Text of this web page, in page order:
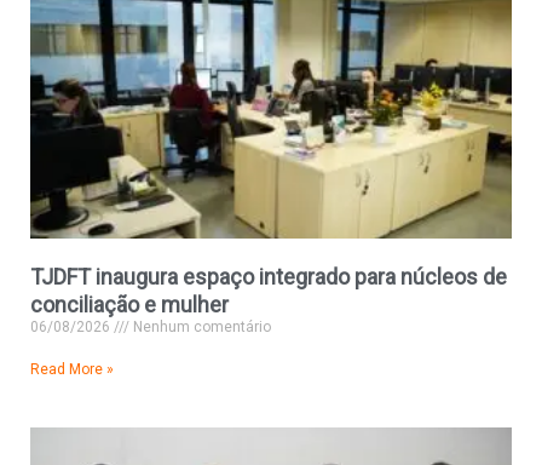
TJDFT inaugura espaço integrado para núcleos de
conciliação e mulher
06/08/2026 Nenhum comentário
Read More »